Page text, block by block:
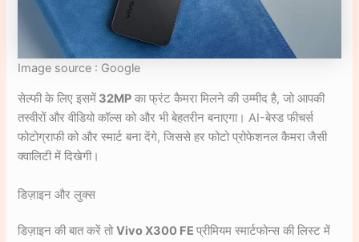
Image source : Google
सेल्फी के लिए इसमें 32MP का फ्रंट कैमरा मिलने की उम्मीद है, जो आपकी
तस्वीरों और वीडियो कॉल्स को और भी बेहतरीन बनाएगा। AI-बेस्ड फीचर्स
फोटोग्राफी को और स्मार्ट बना देंगे, जिससे हर फोटो प्रोफेशनल कैमरा जैसी
क्वालिटी में दिखेगी।
डिज़ाइन और लुक्स
डिज़ाइन की बात करें तोVivo X300 FEप्रीमियम स्मार्टफोन्स की लिस्ट में